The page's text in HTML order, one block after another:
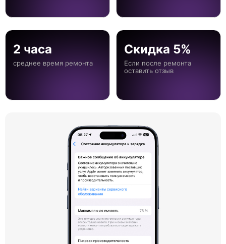
2 часа
среднее время ремонта
Скидка 5%
Если после ремонта
оставить отзыв